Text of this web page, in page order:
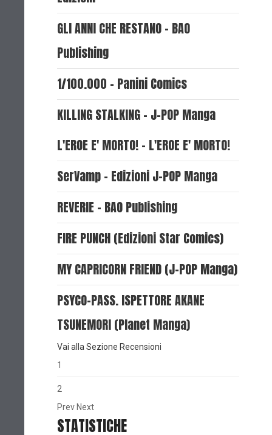
GLI ANNI CHE RESTANO - BAO
Publishing
1/100.000 - Panini Comics
KILLING STALKING - J-POP Manga
L'EROE E' MORTO! - L'EROE E' MORTO!
SerVamp - Edizioni J-POP Manga
REVERIE - BAO Publishing
FIRE PUNCH (Edizioni Star Comics)
MY CAPRICORN FRIEND (J-POP Manga)
PSYCO-PASS. ISPETTORE AKANE
TSUNEMORI (Planet Manga)
Vai alla Sezione Recensioni
1
2
Prev Next
STATISTICHE